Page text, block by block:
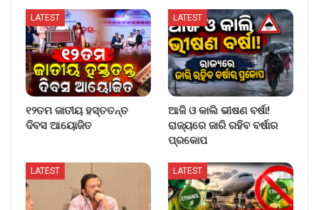
LATEST
୧୨ତମ ଜାତୀୟ ହସ୍ତତନ୍ତ
ଦିବସ ଆୟୋଜିତ
LATEST
ଆଜି ଓ କାଲି ଭୀଷଣ ବର୍ଷା!
ରାଜ୍ୟରେ ଜାରି ରହିବ ବର୍ଷାର
ପ୍ରକୋପ
LATEST LATEST